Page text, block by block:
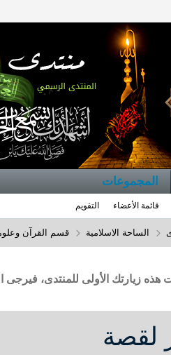
المجموعات
قائمة الأعضاء التقويم
الساحة الاسلامية قسم القرآن
هذه زيارتك الأولى للمنتدى،
لقصة